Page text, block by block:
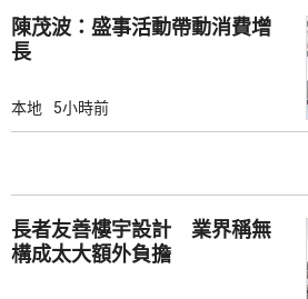
陳茂波：盛事活動帶動消費增
長
本地 5小時前
長者友善樓宇設計 業界稱無
構成太大額外負擔